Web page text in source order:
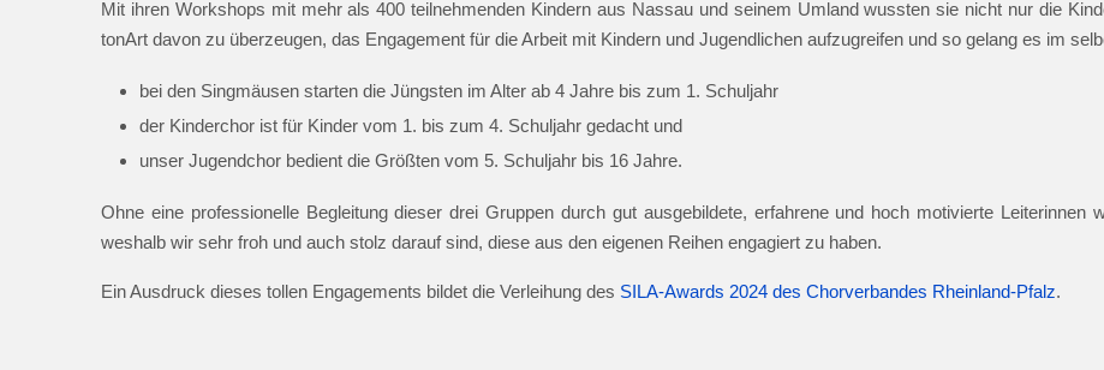
Mit ihren Workshops mit mehr als 400 teilnehmenden Kindern aus Nassau und seinem Umland wussten sie nicht nur die
tonArt davon zu überzeugen, das Engagement für die Arbeit mit Kindern und Jugendlichen aufzugreifen und so gelang es im
bei den Singmäusen starten die Jüngsten im Alter ab 4 Jahre bis zum 1. Schuljahr
der Kinderchor ist für Kinder vom 1. bis zum 4. Schuljahr gedacht und
unser Jugendchor bedient die Größten vom 5. Schuljahr bis 16 Jahre.
Ohne eine professionelle Begleitung dieser drei Gruppen durch gut ausgebildete, erfahrene und hoch motivierte Leiterinnen
weshalb wir sehr froh und auch stolz darauf sind, diese aus den eigenen Reihen engagiert zu haben.
Ein Ausdruck dieses tollen Engagements bildet die Verleihung des SILA-Awards 2024 des Chorverbandes Rheinland-Pfalz.